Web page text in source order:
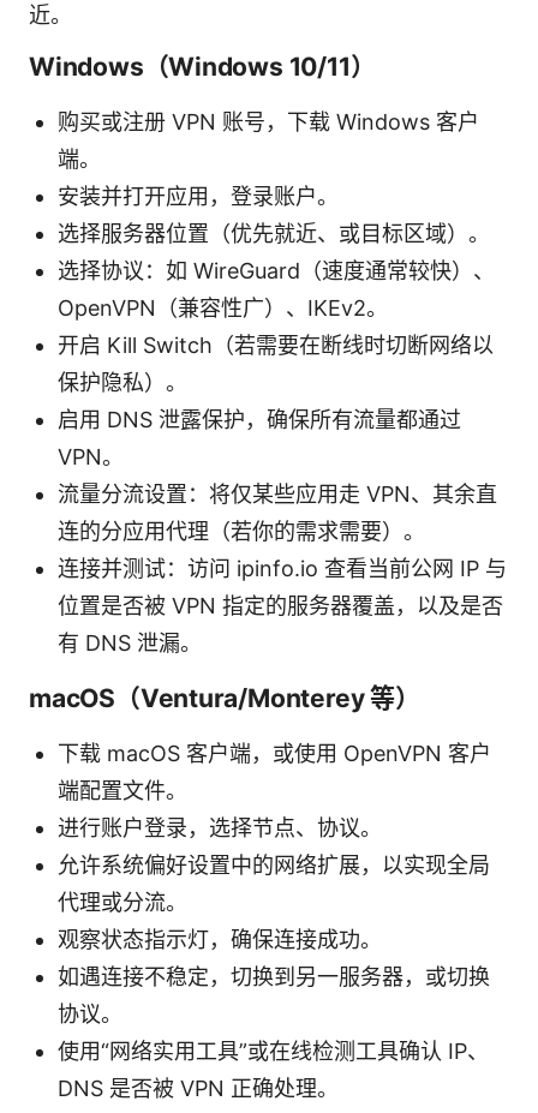
近。
Windows（Windows 10/11）
购买或注册 VPN 账号，下载 Windows 客户
端。
安装并打开应用，登录账户。
选择服务器位置（优先就近、或目标区域）。
选择协议：如 WireGuard（速度通常较快）、
OpenVPN（兼容性广）、IKEv2。
开启 Kill Switch（若需要在断线时切断网络以
保护隐私）。
启用 DNS 泄露保护，确保所有流量都通过
VPN。
流量分流设置：将仅某些应用走 VPN、其余直
连的分应用代理（若你的需求需要）。
连接并测试：访问 ipinfo.io 查看当前公网 IP 与
位置是否被 VPN 指定的服务器覆盖，以及是否
有 DNS 泄漏。
macOS（Ventura/Monterey 等）
下载 macOS 客户端，或使用 OpenVPN 客户
端配置文件。
进行账户登录，选择节点、协议。
允许系统偏好设置中的网络扩展，以实现全局
代理或分流。
观察状态指示灯，确保连接成功。
如遇连接不稳定，切换到另一服务器，或切换
协议。
使用“网络实用工具”或在线检测工具确认 IP、
DNS 是否被 VPN 正确处理。